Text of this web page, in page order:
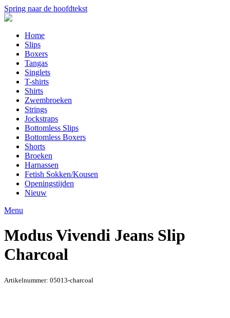
Spring naar de hoofdtekst
Home
Slips
Boxers
Tangas
Singlets
T-shirts
Shirts
Zwembroeken
Strings
Jockstraps
Bottomless Slips
Bottomless Boxers
Shorts
Broeken
Harnassen
Fetish Sokken/Kousen
Openingstijden
Nieuw
Menu
Modus Vivendi Jeans Slip
Charcoal
Artikelnummer: 05013-charcoal